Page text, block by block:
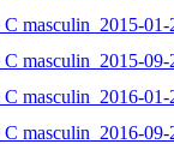
masculin_2015-01-
masculin_2015-09-
masculin_2016-01-
masculin_2016-09-